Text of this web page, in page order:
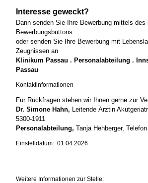
Interesse geweckt?
Dann senden Sie Ihre Bewerbung mittels des
Bewerbungsbuttons
oder senden Sie Ihre Bewerbung mit
Zeugnissen an
Klinikum Passau . Personalabteilung .
Passau
Kontaktinformationen
Für Rückfragen stehen wir Ihnen gerne zur
Dr. Simone Hahn, Leitende Ärztin
5300-1911
Personalabteilung, Tanja Hehberger,
Einstelldatum: 01.04.2026
Weitere Informationen zur Stelle: